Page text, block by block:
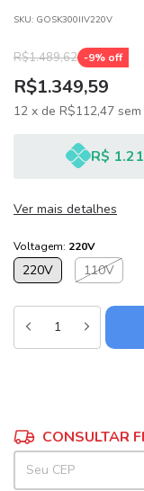
SKU: GOSK300IIV220V
R$1.489,62 -9% off
R$1.349,59
12 x de R$112,47
R$
Ver mais detalhes
Voltagem: 220V
220V 110V
Entregas para o CEP:
CONSULTAR